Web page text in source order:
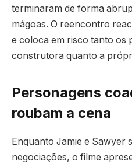
terminaram de forma
mágoas. O reencontro
e coloca em risco tanto os
construtora quanto a
Personagens
roubam a cena
Enquanto Jamie e Sawyer
negociações, o filme